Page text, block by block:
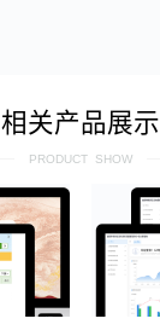
相关产品展示
PRODUCT SHOW